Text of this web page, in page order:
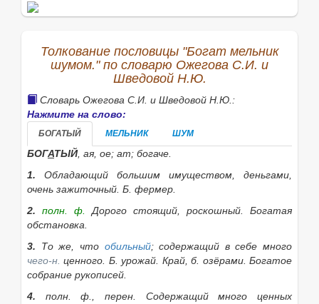
Толкование пословицы "Богат мельник
шумом." по словарю Ожегова С.И. и
Шведовой Н.Ю.
Словарь Ожегова С.И. и Шведовой Н.Ю.:
Нажмите на слово:
БОГАТЫЙ МЕЛЬНИК ШУМ
БОГАТЫЙ, ая, ое; ат; богаче.
1. Обладающий большим имуществом, деньгами,
очень зажиточный. Б. фермер.
2.
полн. ф. Дорого стоящий, роскошный. Богатая
обстановка.
3. То же, что обильный; содержащий в себе много
чего-н. ценного. Б. урожай. Край, б. озёрами. Богатое
собрание рукописей.
4.
полн. ф., перен.
Содержащий много ценных